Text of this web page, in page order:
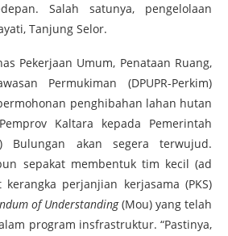
Salah satunya, pengelolaan
Tanjung Selor.
Pekerjaan Umum, Penataan Ruang,
Permukiman (DPUPR-Perkim)
penghibahan lahan hutan
Kaltara kepada Pemerintah
Bulungan akan segera terwujud.
sepakat membentuk tim kecil (ad
perjanjian kerjasama (PKS)
of Understanding(Mou) yang telah
program insfrastruktur. “Pastinya,